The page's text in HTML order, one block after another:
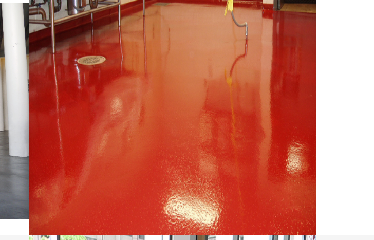
Peinture de plancher Epoxy
Chateauguay
À Chateauguay et dans la grande région de Montréal, la peinture
de revêtement sur plancher de béton epoxy est utilisée
habituellement chez les particuliers pour les sols de garage mais
on note une demande de plus en plus populaire pour l’intérieur des
résidences : salon, chambre, salle de bain, sous sol, patio ou
contour de piscine car la peinture époxy (polyuréthane ou poly
aspartique) peut remplacer les revêtements de plancher classique
tel que le carrelage ou le linoleum